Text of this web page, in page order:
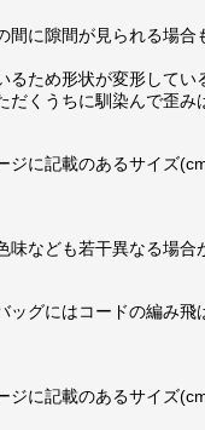
に隙間が見られる場合
ため形状が変形して
くうちに馴染んで歪み
に記載のあるサイズ
なども若干異なる場合
グにはコードの編み
に記載のあるサイズ